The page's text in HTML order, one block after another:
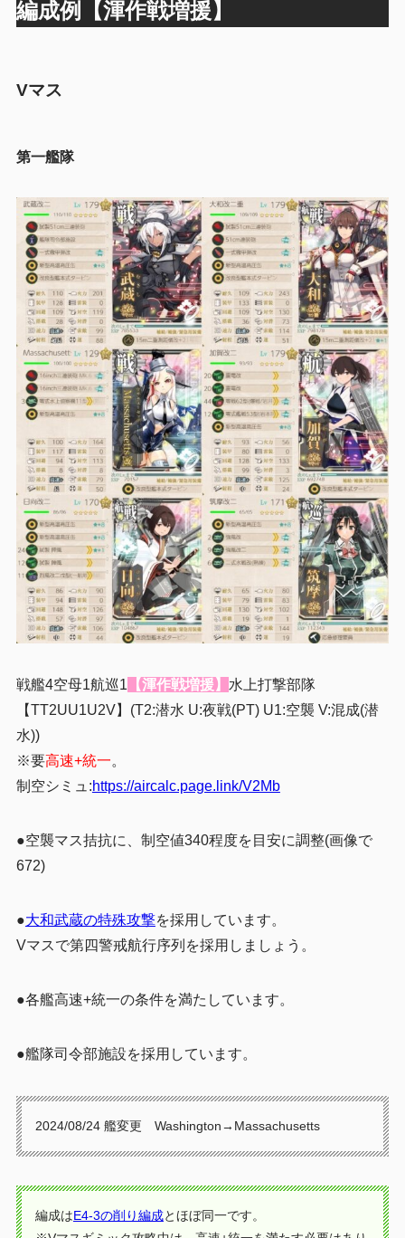
編成例【渾作戦増援】
Vマス
第一艦隊
戦艦4空母1航巡1 【渾作戦増援】 水上打撃部隊
【TT2UU1U2V】(T2:潜水 U:夜戦(PT) U1:空襲 V:混成(潜
水))
※要高速+統一。
制空シミュ:https://aircalc.page.link/V2Mb
●空襲マス拮抗に、制空値340程度を目安に調整(画像で
672)
●大和武蔵の特殊攻撃を採用しています。
Vマスで第四警戒航行序列を採用しましょう。
●各艦高速+統一の条件を満たしています。
●艦隊司令部施設を採用しています。
2024/08/24 艦変更 Washington→Massachusetts
編成はE4-3の削り編成とほぼ同一です。